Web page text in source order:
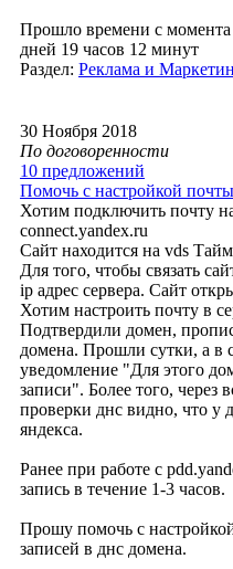
Прошло времени с момента
дней 19 часов 12 минут
Раздел: Реклама и
30 Ноября 2018
По договоренности
10 предложений
Помочь с настройкой
Хотим подключить почту
connect.yandex.ru
Сайт находится на vds
Для того, чтобы связать
ip адрес сервера. Сайт
Хотим настроить почту в
Подтвердили домен,
домена. Прошли сутки, а в
уведомление "Для этого
записи". Более того, через
проверки днс видно, что у
яндекса.
Ранее при работе с
запись в течение 1-3 часов.
Прошу помочь с
записей в днс домена.